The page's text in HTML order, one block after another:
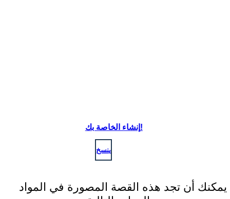
إنشاء الخاصة بك!
ينسخ
يمكنك أن تجد هذه القصة المصورة في المواد